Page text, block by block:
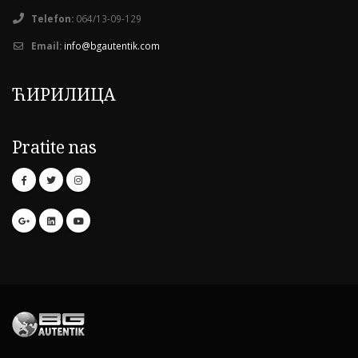
Telefon: 064/13-09-129
Email: info@bgautentik.com
ЋИРИЛИЦА
Pratite nas